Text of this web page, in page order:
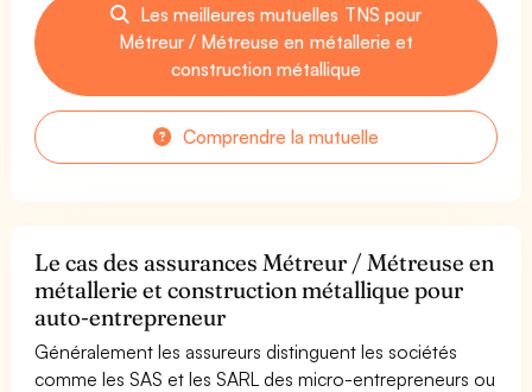
Les meilleures mutuelles TNS pour
Métreur / Métreuse en métallerie et
construction métallique
Comprendre la mutuelle
Le cas des assurances Métreur / Métreuse en
métallerie et construction métallique pour
auto-entrepreneur
Généralement les assureurs distinguent les sociétés
comme les SAS et les SARL des micro-entrepreneurs ou